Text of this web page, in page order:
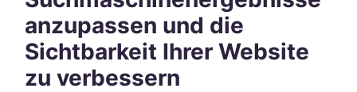
anzupassen und die
Sichtbarkeit Ihrer Website
zu verbessern